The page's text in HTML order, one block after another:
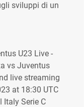
sviluppi di un
U23 Live -
vs Juventus
live streaming
at 18:30 UTC
Serie C